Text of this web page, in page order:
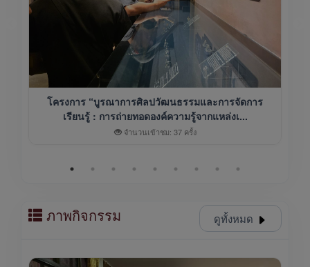
โครงการ “บูรณาการศิลปวัฒนธรรมและการจัดการ
เรียนรู้ : การถ่ายทอดองค์ความรู้จากแหล่งเ...
จำนวนเข้าชม: 37 ครั้ง
ภาพกิจกรรม ดูทั้งหมด